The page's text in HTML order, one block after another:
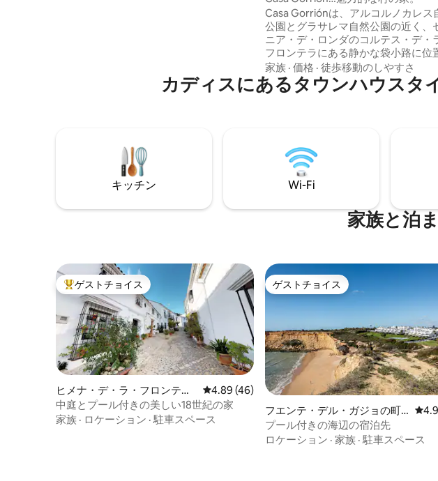
Casa Gorriónは、アルコルノカレス
公園とグラサレマ自然公園の近く、
ニア・デ・ロンダのコルテス・デ・
フロンテラにある静かな袋小路に位
る素朴な村のカシータで、ロンダか
ずか40分です。ドアをくぐった瞬間
ら、昔のアンダルシアの雰囲気を味
探索、拠点としてのすべての必需品
っています。 週割・月割で大幅な割引が
適用されます。
家族 · 価格 · 徒歩移動のしやすさ
カディスにあるタウンハウスタ
キッチン Wi-Fi
家族と泊
大好評のゲストチョイスです。
ゲストチョイス
ヒメナ・デ・ラ・フロンテー
ラの町家・長屋
レビュー46件、5つ星中4.89つ星の平均評価
4.89 (46)
中庭とプール付きの美しい18世紀の家
家族 · ロケーション · 駐車スペース
ゲストチョイス
ゲストチョイス
フエンテ・デル・ガジョの町
家・長屋
レ
プール付きの海辺の宿泊先
ロケーション · 家族 ·駐車スペース